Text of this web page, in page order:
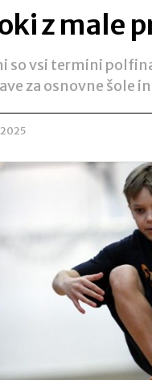
z male
so vsi termini
za osnovne šole
2025